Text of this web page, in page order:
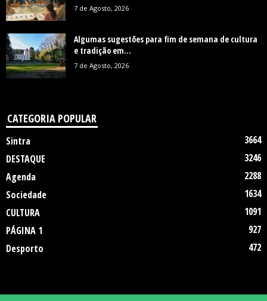
7 de Agosto, 2026
Algumas sugestões para fim de semana de cultura
e tradição em...
7 de Agosto, 2026
CATEGORIA POPULAR
Sintra
3664
DESTAQUE
3246
Agenda
2288
Sociedade
1634
CULTURA
1091
PÁGINA 1
927
Desporto
472